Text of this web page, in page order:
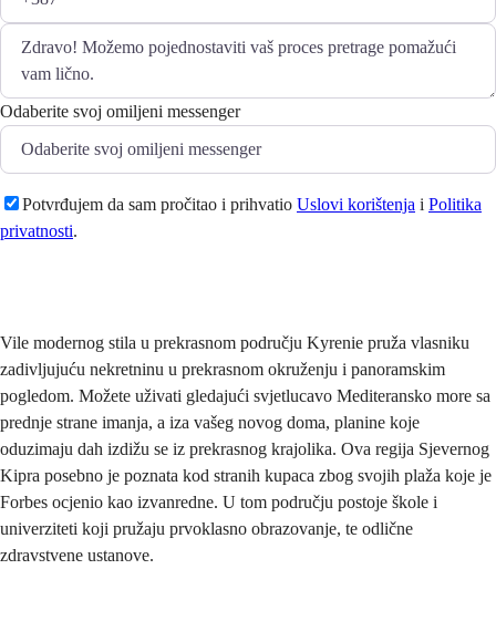
Odaberite svoj omiljeni messenger
Potvrđujem da sam pročitao i prihvatio Uslovi korištenja i Politika
privatnosti.
Vile modernog stila u prekrasnom području Kyrenie pruža vlasniku
zadivljujuću nekretninu u prekrasnom okruženju i panoramskim
pogledom. Možete uživati gledajući svjetlucavo Mediteransko more sa
prednje strane imanja, a iza vašeg novog doma, planine koje
oduzimaju dah izdižu se iz prekrasnog krajolika. Ova regija Sjevernog
Kipra posebno je poznata kod stranih kupaca zbog svojih plaža koje je
Forbes ocjenio kao izvanredne. U tom području postoje škole i
univerziteti koji pružaju prvoklasno obrazovanje, te odlične
zdravstvene ustanove.